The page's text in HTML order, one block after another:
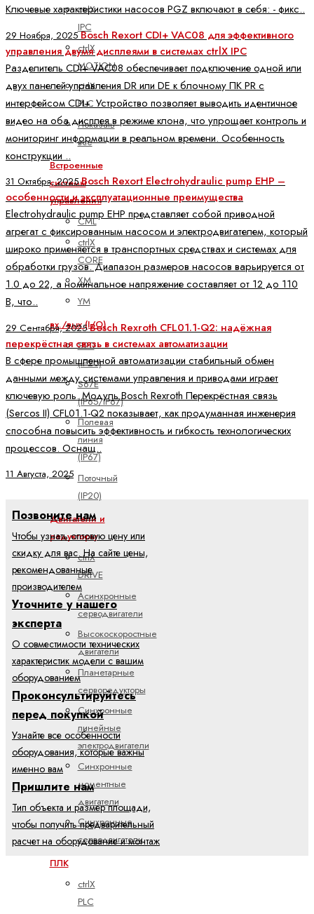
ctrlX
IPC
ctrlX
MOTION
ctrlX
PLC
Показать
все
Встроенные
системы
управления
CML
ctrlX
CORE
XM
YM
вх./вых (I/O)
S20
(IP20)
S67E
(IP65/IP67)
Полевая
линия
(IP67)
Поточный
(IP20)
Двигатели и
редукторы
ctrlX
DRIVE
Асинхронные
серводвигатели
Высокоскоростные
двигатели
Планетарные
серворедукторы
Синхронные
линейные
электродвигатели
Синхронные
моментные
двигатели
Синхронные
серводвигатели
ПЛК
ctrlX
PLC
Ключевые характеристики насосов PGZ включают в себя: - фикс..
29 Ноября, 2025Bosch Rexort CDI+ VAC08 для эффективного
управления двумя дисплеями в системах ctrlX IPC
Разделитель CDI+ VAC08 обеспечивает подключение одной или
двух панелей управления DR или DE к блочному ПК PR с
интерфейсом CDI+. Устройство позволяет выводить идентичное
видео на оба дисплея в режиме клона, что упрощает контроль и
мониторинг информации в реальном времени. Особенность
конструкции ..
31 Октября, 2025Bosch Rexort Electrohydraulic pump EHP –
особенности и эксплуатационные преимущества
Electrohydraulic pump EHP представляет собой приводной
агрегат с фиксированным насосом и электродвигателем, который
широко применяется в транспортных средствах и системах для
обработки грузов. Диапазон размеров насосов варьируется от
1.0 до 22, а номинальное напряжение составляет от 12 до 110
В, что..
29 Сентября, 2025Bosch Rexroth CFL01.1-Q2: надёжная
перекрёстная связь в системах автоматизации
В сфере промышленной автоматизации стабильный обмен
данными между системами управления и приводами играет
ключевую роль. Модуль Bosch Rexroth Перекрёстная связь
(Sercos II) CFL01.1-Q2 показывает, как продуманная инженерия
способна повысить эффективность и гибкость технологических
процессов. Оснащ..
11 Августа, 2025
Позвоните нам
Чтобы узнать оптовую цену или
скидку для вас. На сайте цены,
рекомендованные
производителем
Уточните у нашего
эксперта
О совместимости технических
характеристик модели с вашим
оборудованием
Проконсультируйтесь
перед покупкой
Узнайте все особенности
оборудования, которые важны
именно вам
Пришлите нам
Тип объекта и размер площади,
чтобы получить предварительный
расчет на оборудование и монтаж